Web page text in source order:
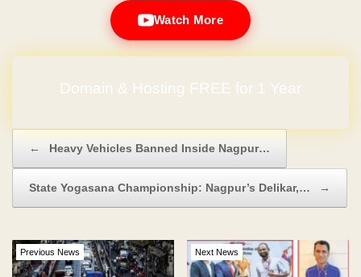
Watch More
Domain & Hosting FREE for 1 Year
← Heavy Vehicles Banned Inside Nagpur…
State Yogasana Championship: Nagpur’s Delikar,… →
Previous News Next News